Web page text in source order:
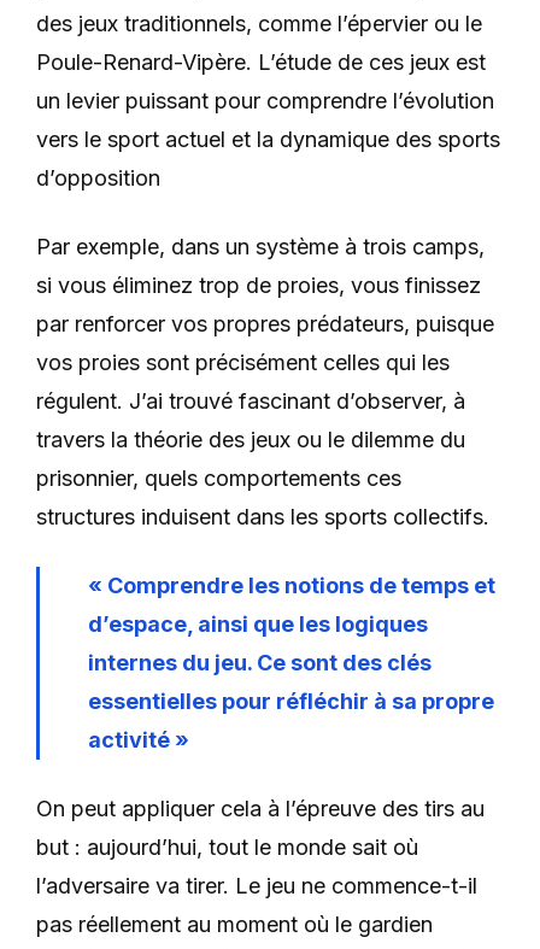
des jeux traditionnels, comme l’épervier ou le
Poule-Renard-Vipère. L’étude de ces jeux est
un levier puissant pour comprendre l’évolution
vers le sport actuel et la dynamique des sports
d’opposition
Par exemple, dans un système à trois camps,
si vous éliminez trop de proies, vous finissez
par renforcer vos propres prédateurs, puisque
vos proies sont précisément celles qui les
régulent. J’ai trouvé fascinant d’observer, à
travers la théorie des jeux ou le dilemme du
prisonnier, quels comportements ces
structures induisent dans les sports collectifs.
« Comprendre les notions de temps et
d’espace, ainsi que les logiques
internes du jeu. Ce sont des clés
essentielles pour réfléchir à sa propre
activité »
On peut appliquer cela à l’épreuve des tirs au
but : aujourd’hui, tout le monde sait où
l’adversaire va tirer. Le jeu ne commence-t-il
pas réellement au moment où le gardien